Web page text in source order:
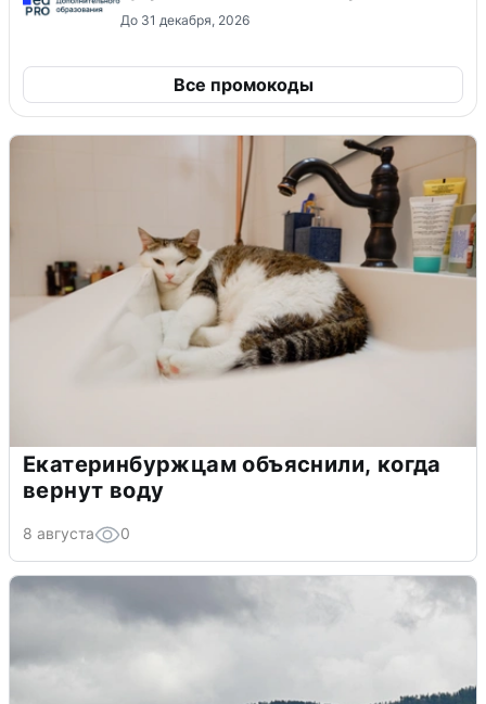
До 31 декабря, 2026
Все промокоды
Екатеринбуржцам объяснили, когда
вернут воду
8 августа 0